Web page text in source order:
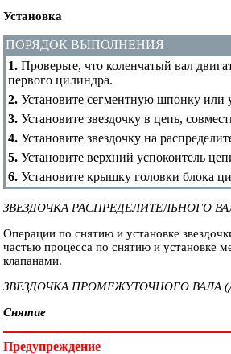
Установка
ПОРЯДОК ВЫПОЛНЕНИЯ
1. Проверьте, что коленчатый вал
первого цилиндра.
2. Установите сегментную шпонку или
3. Установите звездочку в цепь,
4. Установите звездочку на
5. Установите верхний успокоитель
6. Установите крышку головки блока
ЗВЕЗДОЧКА РАСПРЕДЕЛИТЕЛЬНОГО
Операции по снятию и установке
частью процесса по снятию и установке
клапанами.
ЗВЕЗДОЧКА ПРОМЕЖУТОЧНОГО ВАЛА
Снятие
Предупреждение